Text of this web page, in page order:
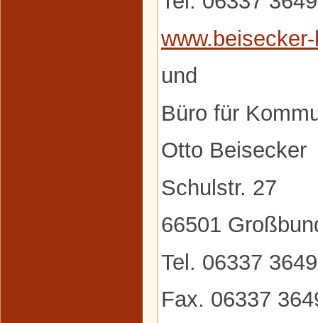
und
Büro für
Otto Beisecker
Schulstr. 27
66501
Tel. 06337
Fax. 06337